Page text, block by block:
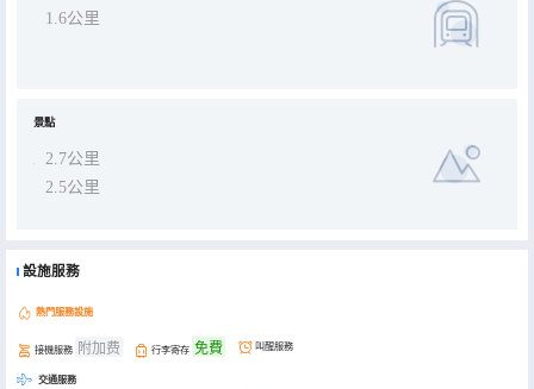
1.6公里
景點
2.7公里
2.5公里
設施服務
熱門服務設施
接機服務 附加费 行李寄存 免費 叫醒服務
交通服務